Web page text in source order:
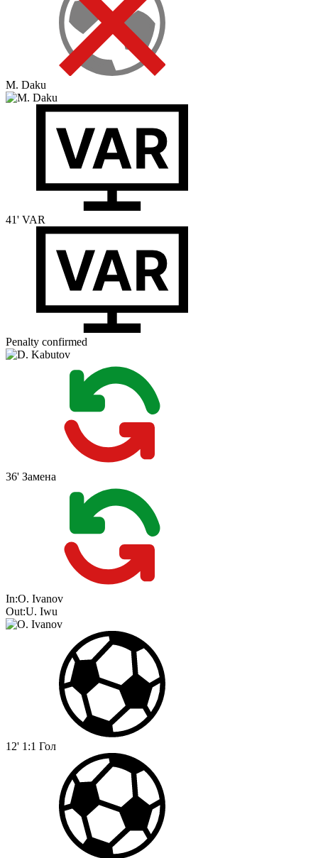
M. Daku
41' VAR
Penalty confirmed
36' Замена
In:O. Ivanov
Out:U. Iwu
12' 1:1 Гол